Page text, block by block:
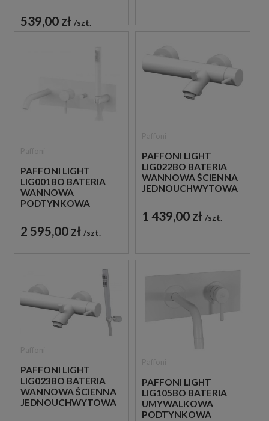
BIAŁA
539,00 zł szt.
PAFFONI LIGHT
LIG001BO BATERIA
WANNOWA
PODTYNKOWA
BIAŁA
2 595,00 zł szt.
PAFFONI LIGHT
LIG022BO BATERIA
WANNOWA ŚCIENNA
JEDNOUCHWYTOWA
1 439,00 zł szt.
PAFFONI LIGHT
LIG023BO BATERIA
WANNOWA ŚCIENNA
JEDNOUCHWYTOWA
PAFFONI LIGHT
LIG105BO BATERIA
UMYWALKOWA
PODTYNKOWA